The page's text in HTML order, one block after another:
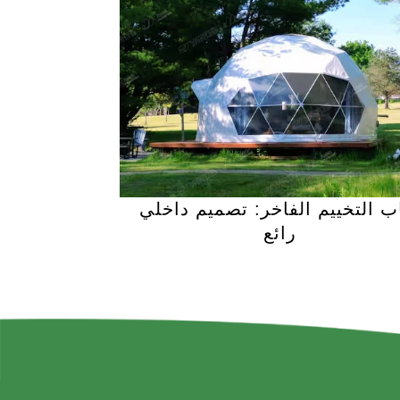
التخييم الفاخر: تصميم داخلي
رائع